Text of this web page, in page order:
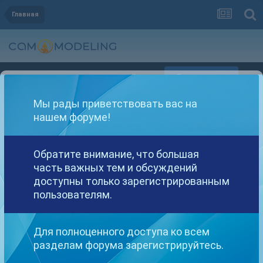
Главная
Уже зарегистрированы? Войти Регистрация
Другие варианты поиска
Найдено: 1 результат
СОРТИРОВКА
Мы рады приветствовать вас на
нашем форуме!
Обратите внимание, что большая
часть важных тем и обсуждений
доступны только зарегистрированным
пользователям.
Для полноценного доступа ко всем
разделам форума зарегистрируйтесь.